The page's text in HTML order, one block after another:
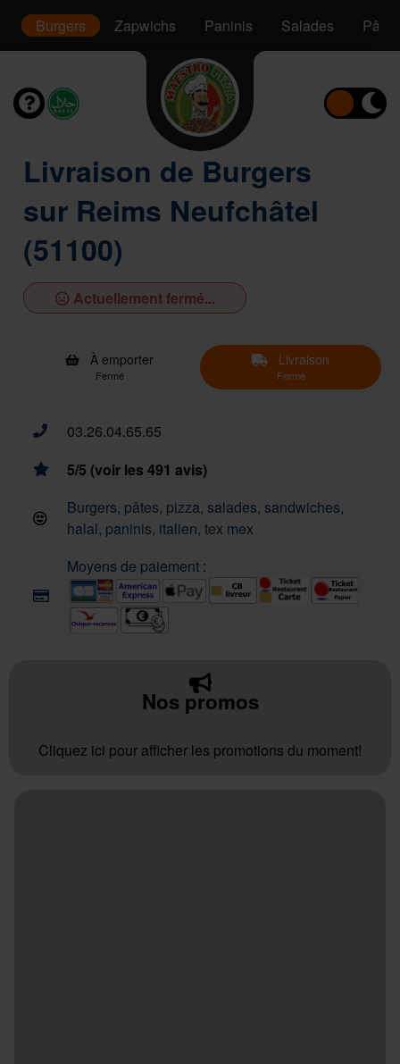
Burgers Zapwichs Paninis Salades Pâtes
Livraison de Burgers
sur Reims Neufchâtel
(51100)
Actuellement fermé...
À emporter
Fermé
Livraison
Fermé
03.26.04.65.65
5/5 (voir les 491 avis)
Burgers, pâtes, pizza, salades, sandwiches,
halal, paninis, italien, tex mex
Moyens de paiement :
Nos promos
Cliquez ici pour afficher les promotions du moment!